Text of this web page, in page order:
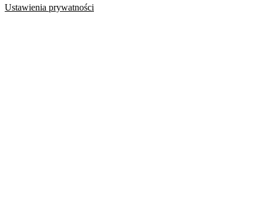
Ustawienia prywatności